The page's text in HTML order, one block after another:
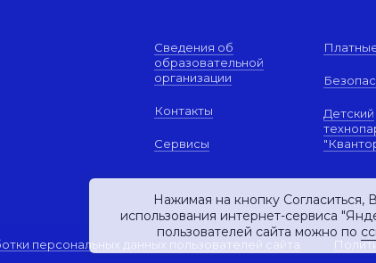
Сведения об
образовательной
организации
Контакты
Сервисы
Детский
персональных данных пользователей сайта
Нажимая на кнопку Согласиться,
использования интернет-сервиса
пользователей сайта можно по